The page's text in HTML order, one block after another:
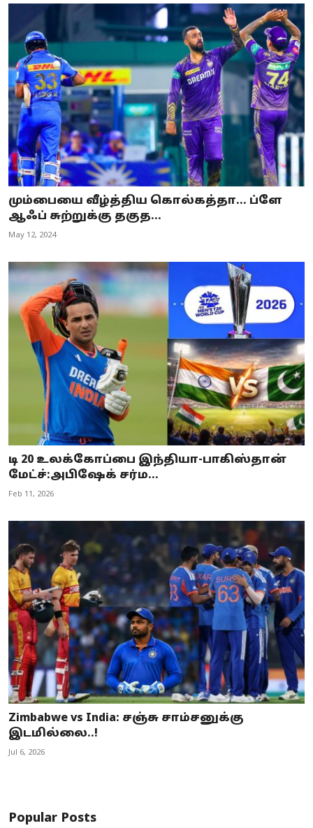
மும்பையை வீழ்த்திய கொல்கத்தா… ப்ளே
ஆஃப் சுற்றுக்கு தகுத...
May 12, 2024
டி 20 உலக்கோப்பை இந்தியா-பாகிஸ்தான்
மேட்ச்:அபிஷேக் சர்ம...
Feb 11, 2026
Zimbabwe vs India: சஞ்சு சாம்சனுக்கு
இடமில்லை..!
Jul 6, 2026
Popular Posts